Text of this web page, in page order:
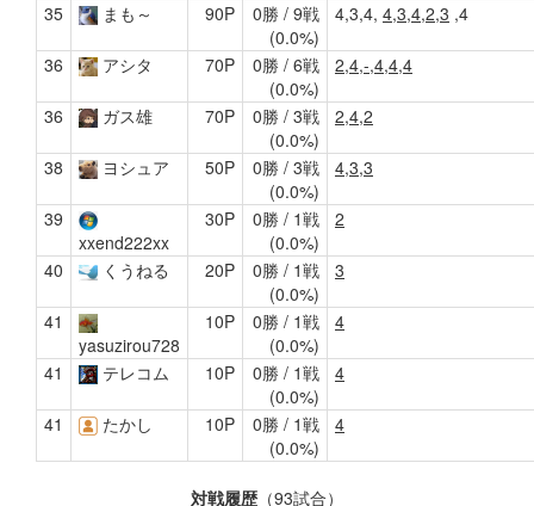
35 まも～ 90P
0勝 / 9戦
(0.0%)
4,3,4, 4,3,4,2,3 ,4
36 アシタ 70P
0勝 / 6戦
(0.0%)
2,4,-,4,4,4
36 ガス雄 70P
0勝 / 3戦
(0.0%)
2,4,2
38 ヨシュア 50P
0勝 / 3戦
(0.0%)
4,3,3
39
xxend222xx
30P
0勝 / 1戦
(0.0%)
2
40 くうねる 20P
0勝 / 1戦
(0.0%)
3
41
yasuzirou728
10P
0勝 / 1戦
(0.0%)
4
41 テレコム 10P
0勝 / 1戦
(0.0%)
4
41 たかし 10P
0勝 / 1戦
(0.0%)
4
対戦履歴 （93試合）